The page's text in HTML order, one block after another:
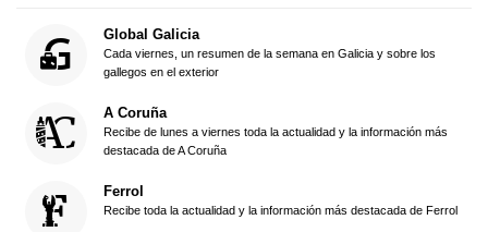
Global Galicia
Cada viernes, un resumen de la semana en Galicia y sobre los
gallegos en el exterior
A Coruña
Recibe de lunes a viernes toda la actualidad y la información más
destacada de A Coruña
Ferrol
Recibe toda la actualidad y la información más destacada de Ferrol